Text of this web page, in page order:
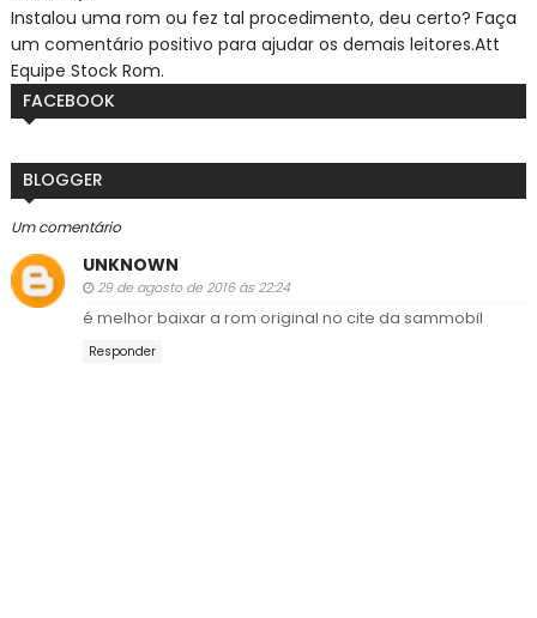
Instalou uma rom ou fez tal procedimento, deu certo? Faça
um comentário positivo para ajudar os demais leitores.Att
Equipe Stock Rom.
FACEBOOK
BLOGGER
Um comentário
UNKNOWN
29 de agosto de 2016 às 22:24
é melhor baixar a rom original no cite da sammobil
Responder